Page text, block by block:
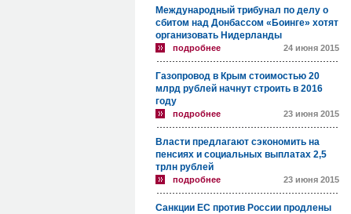
Международный трибунал по делу о
сбитом над Донбассом «Боинге» хотят
организовать Нидерланды
подробнее 24 июня 2015
Газопровод в Крым стоимостью 20
млрд рублей начнут строить в 2016
году
подробнее 23 июня 2015
Власти предлагают сэкономить на
пенсиях и социальных выплатах 2,5
трлн рублей
подробнее 23 июня 2015
Санкции ЕС против России продлены